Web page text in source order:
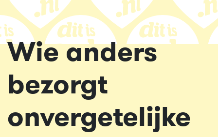
Wie anders
bezorgt
onvergetelijke